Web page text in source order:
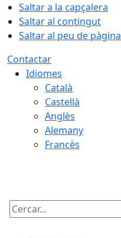
Saltar a la capçalera
Saltar al contingut
Saltar al peu de pàgina
Contactar
Idiomes
Català
Castellà
Anglès
Alemany
Francès
Cercar: